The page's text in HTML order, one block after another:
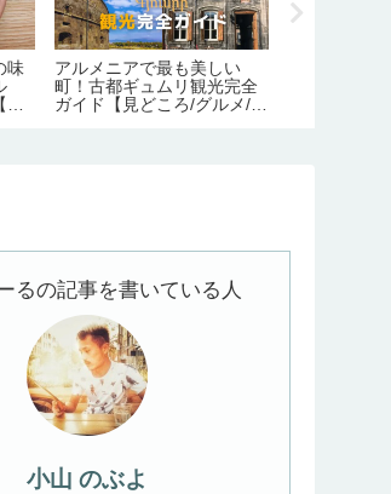
味
の
アルメニアで最も美しい
町！古都ギュムリ観光完全
ガイド【見どころ/グルメ/季
るの記事を書いている人
小山 のぶよ